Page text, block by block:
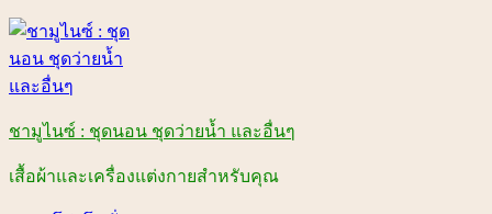
Skip
content
ชามูไนซ์ : ชุดนอน ชุดว่ายน้ำ และอื่นๆ
เสื้อผ้าและเครื่องแต่งกายสำหรับคุณ